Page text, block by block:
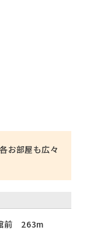
お部屋も広々
前 263m